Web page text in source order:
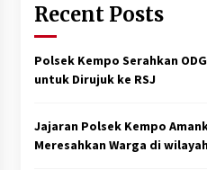
Recent Posts
Polsek Kempo Serahkan
untuk Dirujuk ke RSJ
Jajaran Polsek Kempo
Meresahkan Warga di